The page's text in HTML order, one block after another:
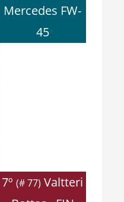
Mercedes FW-
45
7º(# 77) Valtteri